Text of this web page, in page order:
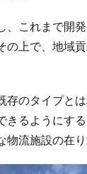
これまで開
上で、地域
のタイプと
るようにす
流施設の在